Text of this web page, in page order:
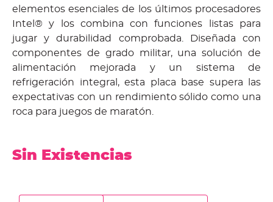
elementos esenciales de los últimos procesadores
Intel® y los combina con funciones listas para
jugar y durabilidad comprobada. Diseñada con
componentes de grado militar, una solución de
alimentación mejorada y un sistema de
refrigeración integral, esta placa base supera las
expectativas con un rendimiento sólido como una
roca para juegos de maratón.
Sin Existencias